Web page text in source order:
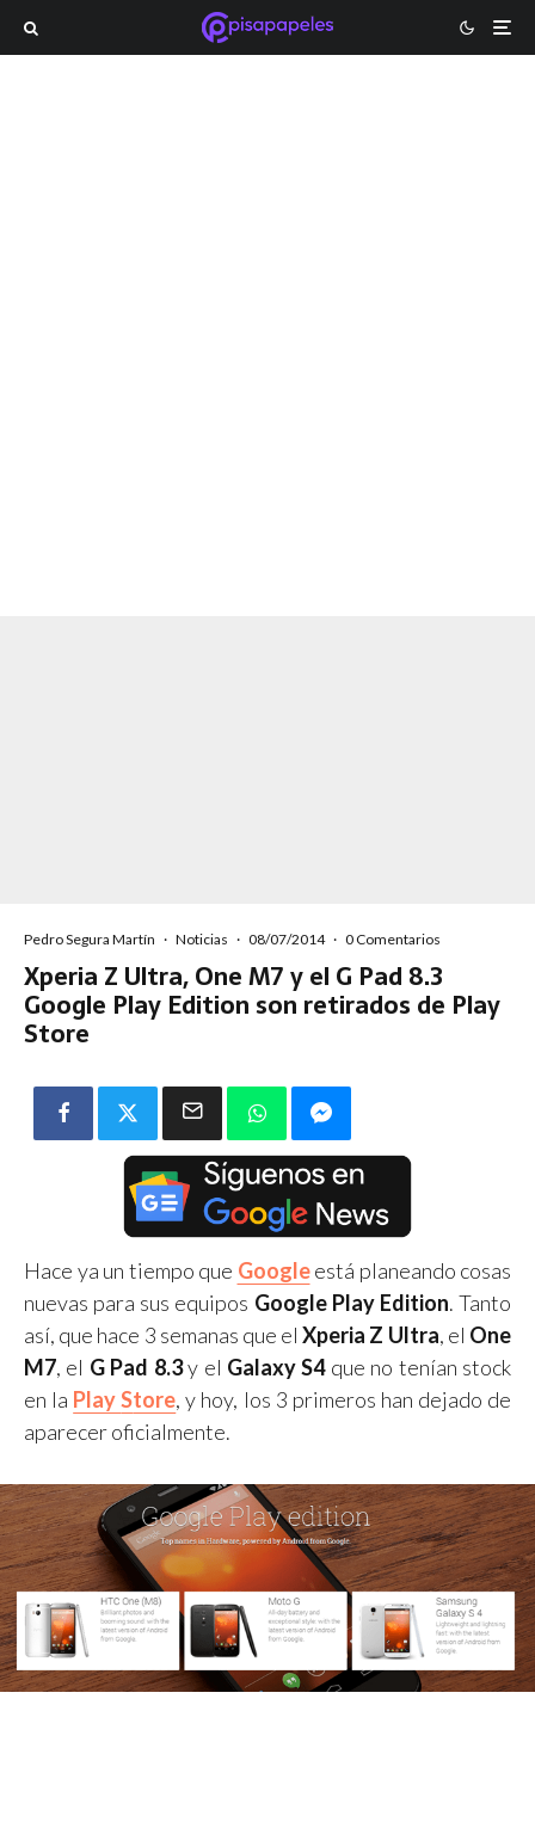
Pedro Segura Martín · Noticias · 08/07/2014 · 0 Comentarios
Xperia Z Ultra, One M7 y el G Pad 8.3
Google Play Edition son retirados de Play
Store
Hace ya un tiempo que Googleestá planeando cosas
nuevas para sus equipos Google Play Edition. Tanto
así, que hace 3 semanas que elXperia Z Ultra, el One
M7, el G Pad 8.3y el Galaxy S4que no tenían stock
en la PlayStore, y hoy, los 3 primeros han dejado de
aparecer oficialmente.